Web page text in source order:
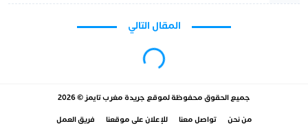
المقال التالي
“انفجارا اجتماعياً” بسبب الإنذارات البنكية